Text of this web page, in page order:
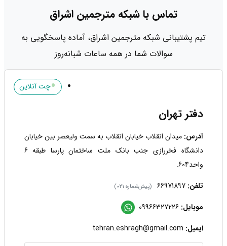
تماس با شبکه مترجمین اشراق
تیم پشتیبانی شبکه مترجمین اشراق، آماده پاسخگویی به
سوالات شما در همه ساعات شبانه‌روز
•چت آنلاین
دفتر تهران
آدرس: میدان انقلاب خیابان انقلاب به سمت ولیعصر بین خیابان
دانشگاه فخررازی جنب بانک ملت ساختمان پارسا طبقه 6
واحد604.
تلفن: 66971897 (پیش‌شماره 021)
موبایل: 09966327226
ایمیل: